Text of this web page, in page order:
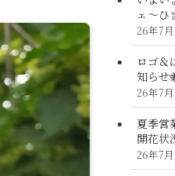
ェ〜ひ
26年7
ロゴ＆
知らせ
26年7
夏季営
開花状
26年7